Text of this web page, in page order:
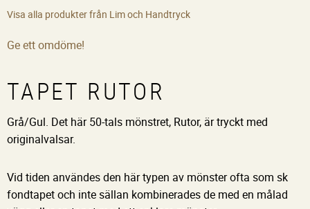
Visa alla produkter från Lim och Handtryck
Ge ett omdöme!
TAPET RUTOR
Grå/Gul. Det här 50-tals mönstret, Rutor, är tryckt med
originalvalsar.
Vid tiden användes den här typen av mönster ofta som sk
fondtapet och inte sällan kombinerades de med en målad